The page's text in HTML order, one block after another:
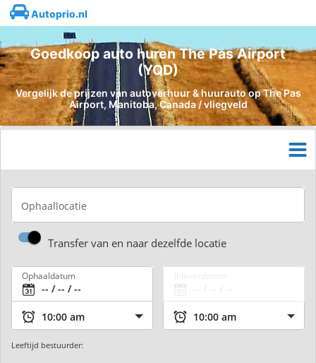
Autoprio.nl
Goedkoop auto huren The Pas Airport
(YQD)
Vergelijk de prijzen van autoverhuur & huurauto op The Pas
Airport, Manitoba, Canada / vliegveld
Ophaallocatie
Transfer van en naar dezelfde locatie
Ophaaldatum
Leeftijd bestuurder: